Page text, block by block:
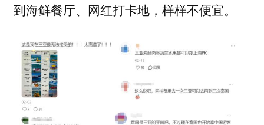
到海鲜餐厅、网红打卡地，样样不便宜。